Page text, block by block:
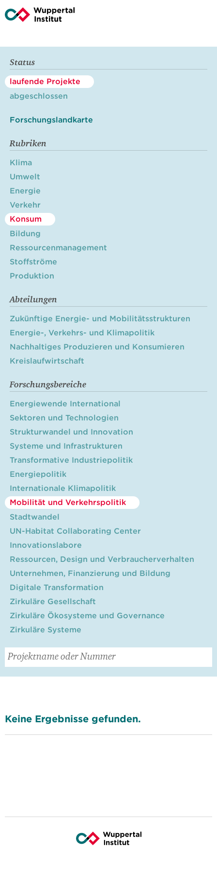
Status
laufende Projekte
abgeschlossen
Forschungslandkarte
Rubriken
Klima
Umwelt
Energie
Verkehr
Konsum
Bildung
Ressourcenmanagement
Stoffströme
Produktion
Abteilungen
Zukünftige Energie- und Mobilitätsstrukturen
Energie-, Verkehrs- und Klimapolitik
Nachhaltiges Produzieren und Konsumieren
Kreislaufwirtschaft
Forschungsbereiche
Energiewende International
Sektoren und Technologien
Strukturwandel und Innovation
Systeme und Infrastrukturen
Transformative Industriepolitik
Energiepolitik
Internationale Klimapolitik
Mobilität und Verkehrspolitik
Stadtwandel
UN-Habitat Collaborating Center
Innovationslabore
Ressourcen, Design und Verbraucherverhalten
Unternehmen, Finanzierung und Bildung
Digitale Transformation
Zirkuläre Gesellschaft
Zirkuläre Ökosysteme und Governance
Zirkuläre Systeme
Keine Ergebnisse gefunden.